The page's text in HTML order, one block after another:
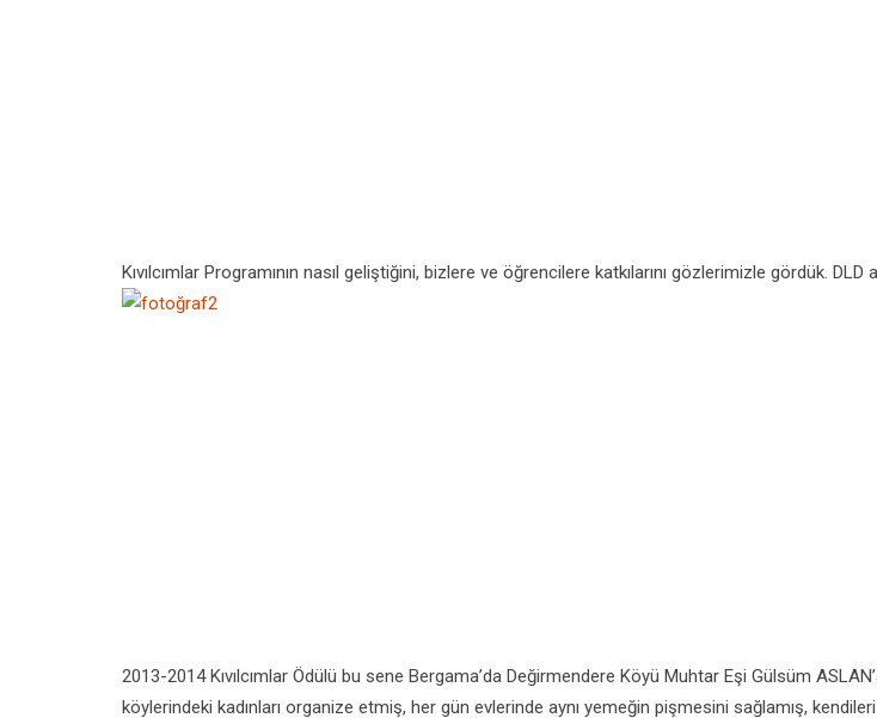
Kıvılcımlar Programının nasıl geliştiğini, bizlere ve öğrencilere katkılarını gözlerimizle gördük.
2013-2014 Kıvılcımlar Ödülü bu sene Bergama’da Değirmendere Köyü Muhtar Eşi Gülsüm
köylerindeki kadınları organize etmiş, her gün evlerinde aynı yemeğin pişmesini sağlamış,